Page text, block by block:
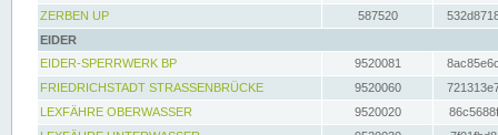
ZERBEN UP
587520
EIDER
EIDER-SPERRWERK BP
9520081
FRIEDRICHSTADT STRASSENBRÜCKE
9520060
LEXFÄHRE OBERWASSER
9520020